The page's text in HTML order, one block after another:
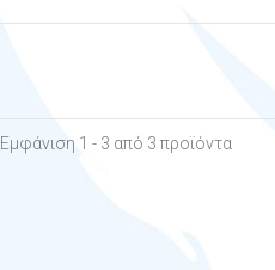
Εμφάνιση 1 - 3 από 3 προϊόντα